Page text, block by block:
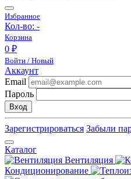
Избранное
Кол-во: -
Корзина
0 ₽
Войти / Новый
Аккаунт
Email
Пароль
Вход
Зарегистрироваться Забыли
Каталог
Вентиляция
Кондиционирование